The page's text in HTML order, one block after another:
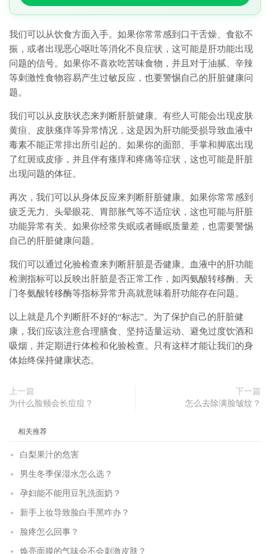
我们可以从饮食方面入手。如果你常常感到口干舌燥、食欲不
振，或者出现恶心呕吐等消化不良症状，这可能是肝功能出现
问题的信号。如果你不喜欢吃苦味食物，并且对于油腻、辛辣
等刺激性食物容易产生过敏反应，也要警惕自己的肝脏健康问
题。
我们可以从皮肤状态来判断肝脏健康。有些人可能会出现皮肤
黄疸、皮肤瘙痒等异常情况，这是因为肝功能受损导致血液中
毒素不能正常排出所引起的。如果你的面部、手掌和脚底出现
了红斑或皮疹，并且伴有瘙痒和疼痛等症状，这也可能是肝脏
出现问题的体征。
再次，我们可以从身体反应来判断肝脏健康。如果你常常感到
疲乏无力、头晕眼花、胃部胀气等不适症状，这也可能与肝脏
功能异常有关。如果你经常失眠或者睡眠质量差，也需要警惕
自己的肝脏健康问题。
我们可以通过化验检查来判断肝脏是否健康。血液中的肝功能
检测指标可以反映出肝脏是否正常工作，如丙氨酸转移酶、天
门冬氨酸转移酶等指标异常升高就意味着肝功能存在问题。
以上就是几个判断肝不好的“标志”。为了保护自己的肝脏健
康，我们应该注意合理膳食、坚持适量运动、避免过度饮酒和
吸烟，并定期进行体检和化验检查。只有这样才能让我们的身
体始终保持健康状态。
上一篇
为什么脸颊会长痘痘？
下一篇
怎么去除满脸皱纹？
相关推荐
白梨果汁的危害
男生冬季保湿水怎么选？
孕妇能不能用豆乳洗面奶？
新手上妆导致脸白手黑咋办？
脸疼怎么回事？
焕亮面膜的气味会不会刺激皮肤？